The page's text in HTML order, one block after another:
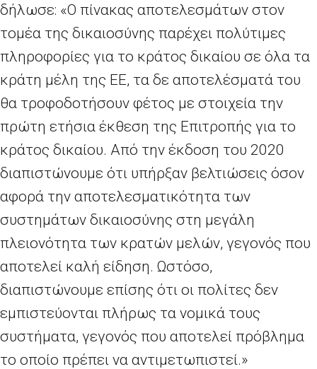
δήλωσε: «Ο πίνακας αποτελεσμάτων στον
τομέα της δικαιοσύνης παρέχει πολύτιμες
πληροφορίες για το κράτος δικαίου σε όλα τα
κράτη μέλη της ΕΕ, τα δε αποτελέσματά του
θα τροφοδοτήσουν φέτος με στοιχεία την
πρώτη ετήσια έκθεση της Επιτροπής για το
κράτος δικαίου. Από την έκδοση του 2020
διαπιστώνουμε ότι υπήρξαν βελτιώσεις όσον
αφορά την αποτελεσματικότητα των
συστημάτων δικαιοσύνης στη μεγάλη
πλειονότητα των κρατών μελών, γεγονός που
αποτελεί καλή είδηση. Ωστόσο,
διαπιστώνουμε επίσης ότι οι πολίτες δεν
εμπιστεύονται πλήρως τα νομικά τους
συστήματα, γεγονός που αποτελεί πρόβλημα
το οποίο πρέπει να αντιμετωπιστεί.»